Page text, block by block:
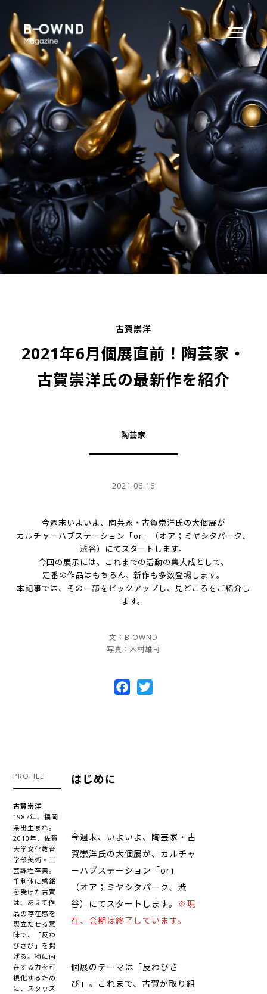
古賀崇洋
2021年6月個展直前！陶芸家・
古賀崇洋氏の最新作を紹介
陶芸家
2021.06.16
今週末いよいよ、陶芸家・古賀崇洋氏の大個展が
カルチャーハブステーション「or」（オア；ミヤシタパーク、
渋谷）にてスタートします。
今回の展示には、これまでの活動の集大成として、
定番の作品はもちろん、新作も多数登場します。
本記事では、その一部をピックアップし、見どころをご紹介し
ます。
文：B-OWND
写真：木村雄司
Facebook
PROFILE
古賀崇洋
1987年、福岡
県出生まれ。
2010年、佐賀
大学文化教育
学部美術・工
芸課程卒業。
千利休に感銘
を受けた古賀
は、あえて作
品の存在感を
際立たせる意
味で、「反わ
びさび」を掲
げる。物に内
在する力を可
視化するため
に、スタッズ
はじめに
今週末、いよいよ、陶芸家・古
賀崇洋氏の大個展が、カルチャ
ーハブステーション「or」
（オア；ミヤシタパーク、渋
谷）にてスタートします。
※現
在、会期は終了しています。
個展のテーマは「反わびさ
び」。これまで、古賀が取り組